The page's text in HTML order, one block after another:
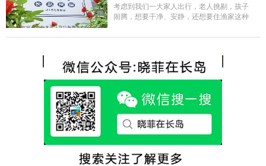
的新鲜呢，另外值得一提的是，他家的海菜
包子非常好吃。 其实长岛可选的酒店、民宿
各不相同，可以根据自己的喜好选择。非常
热情，能根据我提出的需求来安排房间，这
点很好。
考虑到我们一大家人出行，老人挑剔，孩子
闹腾，想要干净、安静，还想要住渔家这种
选择津岸民宿，实际体验客房很干净，饭菜
很好，每顿饭也不重样的，海鲜确实是非常
的新鲜呢，另外值得一提的是，他家的海菜
包子非常好吃。 其实长岛可选的酒店、民宿
各不相同，可以根据自己的喜好选择。非常
推荐津岸民宿，关键是老板娘晓菲很细心、
热情，能根据我提出的需求来安排房间，这
点很好。